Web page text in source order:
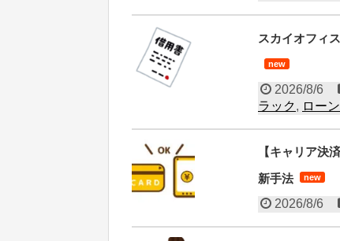
スカイオフィ
new
2026/8/6
ラック, ロー
【キャリア決
新手法
new
2026/8/6